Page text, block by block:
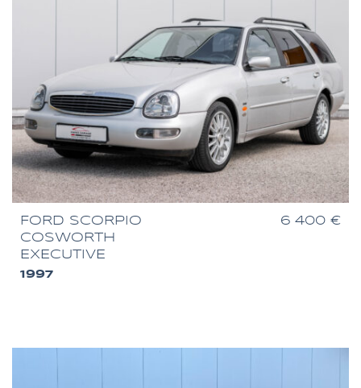
FORD SCORPIO
COSWORTH
EXECUTIVE
1997
6 400 €